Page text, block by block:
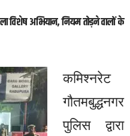
विशेष अभियान, नियम तोड़ने वालों के
कमिश्नरेट
गौतमबुद्धनगर
पुलिस द्वारा